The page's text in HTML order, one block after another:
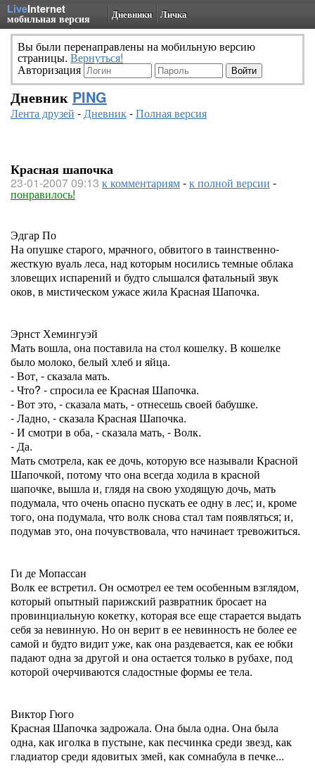
LiveInternet
мобильная версия Дневники Личка
Вы были перенаправлены на мобильную версию
страницы. Вернуться!
Авторизация
Дневник PING
Лента друзей -Дневник-Полная версия
Красная шапочка
23-01-2007 09:13 к комментариям-к полной версии -
понравилось!
Эдгар По
На опушке старого, мрачного, обвитого в таинственно-
жесткую вуаль леса, над которым носились темные облака
зловещих испарений и будто слышался фатальный звук
оков, в мистическом ужасе жила Красная Шапочка.
Эрнст Хемингуэй
Мать вошла, она поставила на стол кошелку. В кошелке
было молоко, белый хлеб и яйца.
- Вот, - сказала мать.
- Что? - спросила ее Красная Шапочка.
- Вот это, - сказала мать, - отнесешь своей бабушке.
- Ладно, - сказала Красная Шапочка.
- И смотри в оба, - сказала мать, - Волк.
- Да.
Мать смотрела, как ее дочь, которую все называли Красной
Шапочкой, потому что она всегда ходила в красной
шапочке, вышла и, глядя на свою уходящую дочь, мать
подумала, что очень опасно пускать ее одну в лес; и, кроме
того, она подумала, что волк снова стал там появляться; и,
подумав это, она почувствовала, что начинает тревожиться.
Ги де Мопассан
Волк ее встретил. Он осмотрел ее тем особенным взглядом,
который опытный парижский развратник бросает на
провинциальную кокетку, которая все еще старается выдать
себя за невинную. Но он верит в ее невинность не более ее
самой и будто видит уже, как она раздевается, как ее юбки
падают одна за другой и она остается только в рубахе, под
которой очерчиваются сладостные формы ее тела.
Виктор Гюго
Красная Шапочка задрожала. Она была одна. Она была
одна, как иголка в пустыне, как песчинка среди звезд, как
гладиатор среди ядовитых змей, как сомнабула в печке...